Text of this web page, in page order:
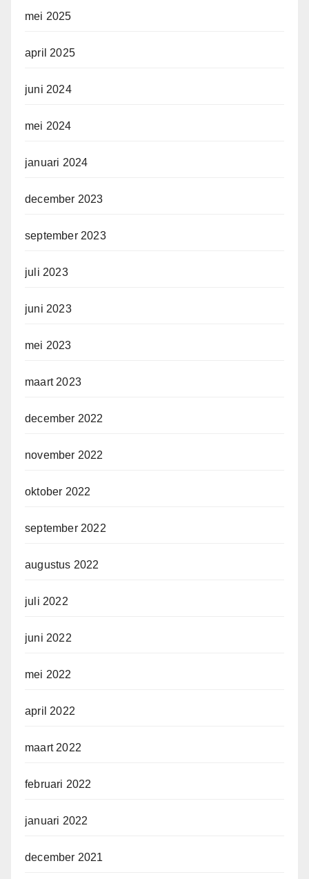
mei 2025
april 2025
juni 2024
mei 2024
januari 2024
december 2023
september 2023
juli 2023
juni 2023
mei 2023
maart 2023
december 2022
november 2022
oktober 2022
september 2022
augustus 2022
juli 2022
juni 2022
mei 2022
april 2022
maart 2022
februari 2022
januari 2022
december 2021